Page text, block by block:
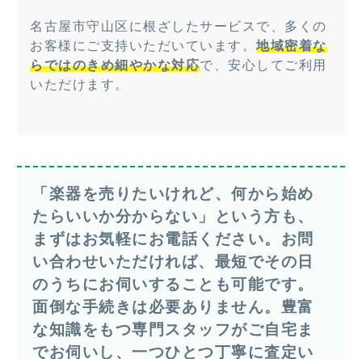
名古屋市守山区に根ざしたサービスで、多くの
お客様にご支持いただいています。 地域密着な
らではのきめ細やかな対応で、安心してご利用
いただけます。
「楽器を売りたいけれど、何から始め
たらいいか分からない」という方も、
まずはお気軽にお電話ください。お問
い合わせいただければ、最短でその日
のうちにお伺いすることも可能です。
面倒な手続きは必要ありません。豊富
な知識をもつ専門スタッフがご自宅ま
でお伺いし、一つひとつ丁寧に査定い